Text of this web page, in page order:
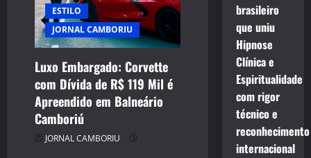
o
n
ESTILO
JORNAL CAMBORIU
Luxo Embargado: Corvette
com Dívida de R$ 119 Mil é
Apreendido em Balneário
Camboriú
JORNAL CAMBORIU
brasileiro
que uniu
Hipnose
Clínica e
Espiritualidade
com rigor
técnico e
reconhecimento
internacional